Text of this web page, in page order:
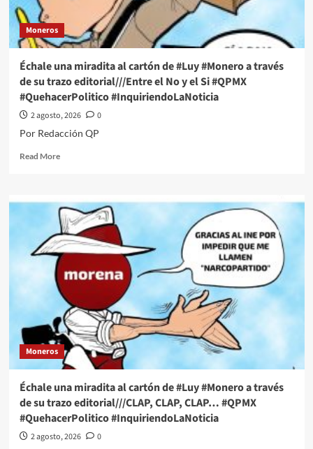
trazo
editorial///NO
LA
REGRESIÓN
DEMOCRÁTICA
#QPMX
#InquiriendoLaNoticia
Moneros
Échale una miradita al cartón de #Luy #Monero a través
de su trazo editorial///Entre el No y el Si #QPMX
#QuehacerPolitico #InquiriendoLaNoticia
2 agosto, 2026
0
Por Redacción QP
Read MoreRead
una
miradita
al
cartón
de
#Luy
#Monero
a
través
de
su
trazo
editorial///Entre
No
y
el
Si
Moneros
Échale una miradita al cartón de #Luy #Monero a través
de su trazo editorial///CLAP, CLAP, CLAP… #QPMX
#QuehacerPolitico #InquiriendoLaNoticia
2 agosto, 2026
0